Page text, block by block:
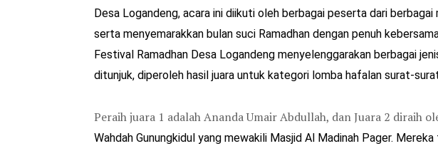
Desa Logandeng, acara ini diikuti oleh berbagai peserta dari
serta menyemarakkan bulan suci Ramadhan dengan penuh
Festival Ramadhan Desa Logandeng menyelenggarakan berbagai
ditunjuk, diperoleh hasil juara untuk kategori lomba hafalan surat-
Peraih juara 1 adalah Ananda Umair Abdullah, dan Juara 2 diraih
Wahdah Gunungkidul yang mewakili Masjid Al Madinah Pager.